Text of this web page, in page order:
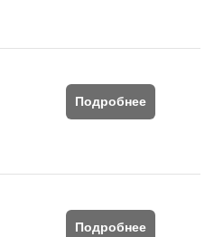
Подробнее
Подробнее